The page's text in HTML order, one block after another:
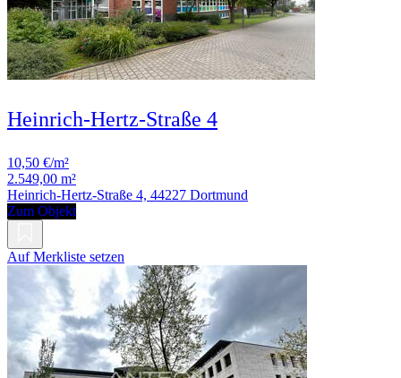
Heinrich-Hertz-Straße 4
10,50 €/m²
2.549,00 m²
Heinrich-Hertz-Straße 4, 44227 Dortmund
Zum Objekt
Auf Merkliste setzen